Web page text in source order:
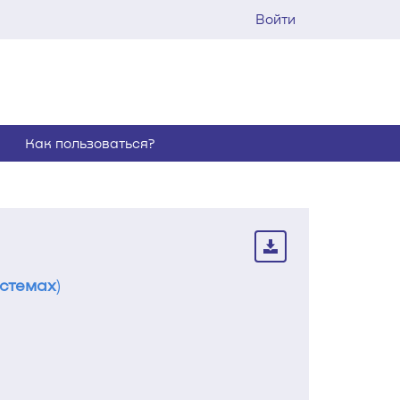
Войти
Как пользоваться?
)